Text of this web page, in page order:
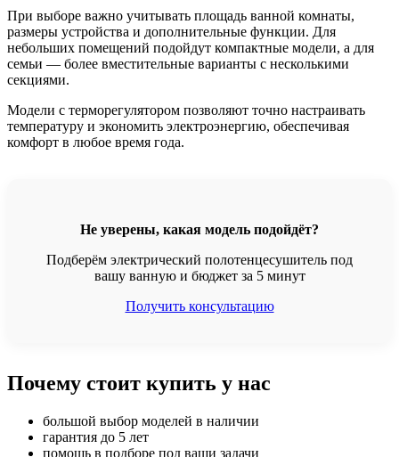
При выборе важно учитывать площадь ванной комнаты,
размеры устройства и дополнительные функции. Для
небольших помещений подойдут компактные модели, а для
семьи — более вместительные варианты с несколькими
секциями.
Модели с терморегулятором позволяют точно настраивать
температуру и экономить электроэнергию, обеспечивая
комфорт в любое время года.
Не уверены, какая модель подойдёт?
Подберём электрический полотенцесушитель под
вашу ванную и бюджет за 5 минут
Получить консультацию
Почему стоит купить у нас
большой выбор моделей в наличии
гарантия до 5 лет
помощь в подборе под ваши задачи